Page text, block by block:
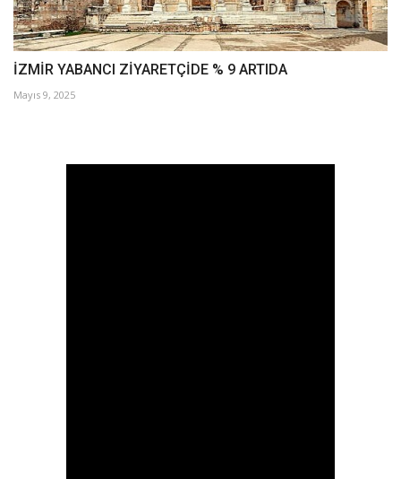
İZMİR YABANCI ZİYARETÇİDE % 9 ARTIDA
Mayıs 9, 2025